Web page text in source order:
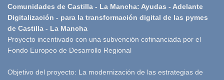
Comunidades de Castilla - La Mancha: Ayudas - Adelante
Digitalización - para la transformación digital de las pymes
de Castilla - La Mancha
Proyecto incentivado con una subvención cofinanciada por el
Fondo Europeo de Desarrollo Regional
Objetivo del proyecto: La modernización de las estrategias de